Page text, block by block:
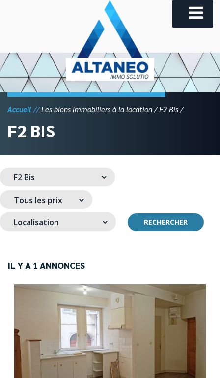
Accueil Les biens immobiliers à la location F2 Bis
F2 BIS
RECHERCHER
IL Y A 1 ANNONCES